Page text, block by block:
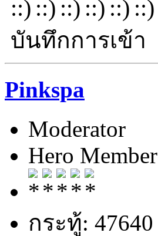
บันทึกการเข้า
Pinkspa
Moderator
Hero Member
กระทู้: 47640